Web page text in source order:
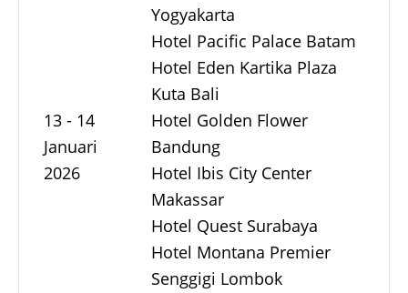
13 - 14
Januari
2026
Yogyakarta
Hotel Pacific Palace Batam
Hotel Eden Kartika Plaza
Kuta Bali
Hotel Golden Flower
Bandung
Hotel Ibis City Center
Makassar
Hotel Quest Surabaya
Hotel Montana Premier
Senggigi Lombok